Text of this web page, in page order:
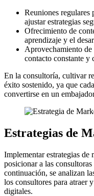
Reuniones regulares
ajustar estrategias
Ofrecimiento de
aprendizaje y el
Aprovechamiento de
contacto constante y
En la consultoría, cultivar
éxito sostenido, ya que
convertirse en un
Estrategias de
Implementar estrategias
posicionar a las
continuación, se analizan
los consultores para atraer
digitales.